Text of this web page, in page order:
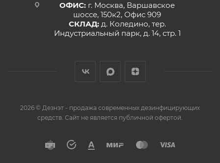
ОФИС: г. Москва, Варшавское
шоссе, 150к2, Офис 909
СКЛАД: д. Коледино, тер.
Индустриальный парк, д. 14, стр. 1
2026 © Дезнэт - продажа современных дезинфицирующих
средств. Сайт не является публичной офертой.